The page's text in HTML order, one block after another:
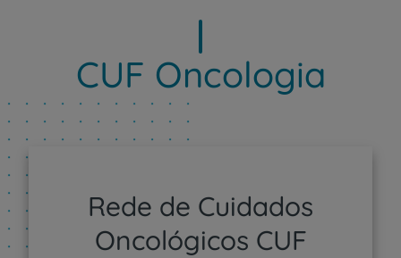
CUF Oncologia
Rede de Cuidados
Oncológicos CUF